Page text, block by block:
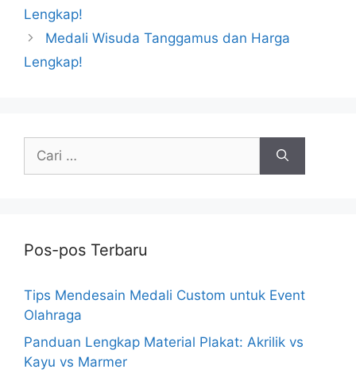
Lengkap!
Medali Wisuda Tanggamus dan Harga
Lengkap!
Cari
Pos-pos Terbaru
Tips Mendesain Medali Custom untuk Event
Olahraga
Panduan Lengkap Material Plakat: Akrilik vs
Kayu vs Marmer